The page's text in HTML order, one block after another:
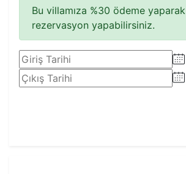
Bu villamıza %30 ödeme yaparak
rezervasyon yapabilirsiniz.